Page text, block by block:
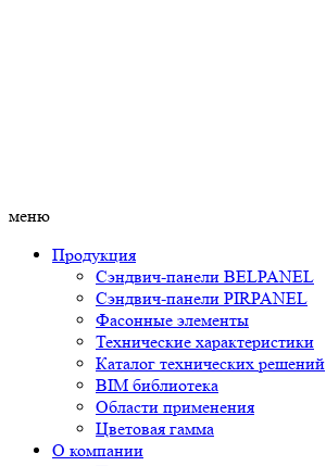
меню
Продукция
Сэндвич-панели BELPANEL
Сэндвич-панели PIRPANEL
Фасонные элементы
Технические характеристики
Каталог технических решений
BIM библиотека
Области применения
Цветовая гамма
О компании